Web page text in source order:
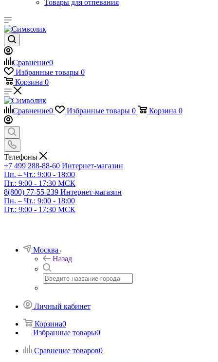
Товары для отпевания
Сравнение0
Избранные товары 0
Корзина 0
Сравнение0 Избранные товары 0 Корзина 0
Телефоны
+7 499 288-88-60 Интернет-магазин
Пн. – Чт.: 9:00 - 18:00
Пт.: 9:00 - 17:30 МСК
8(800) 77-55-239 Интернет-магазин
Пн. – Чт.: 9:00 - 18:00
Пт.: 9:00 - 17:30 МСК
Москва
Назад
Личный кабинет
Корзина0
Избранные товары0
Сравнение товаров0